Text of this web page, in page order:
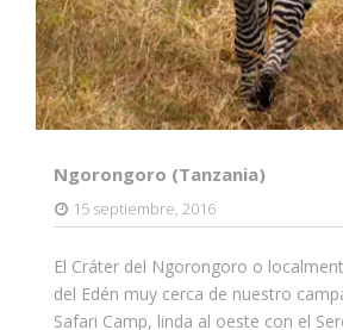
Ngorongoro (Tanzania)
15 septiembre, 2016
El Cráter del Ngorongoro o
del Edén muy cerca de nuestro
Safari Camp, linda al oeste con el